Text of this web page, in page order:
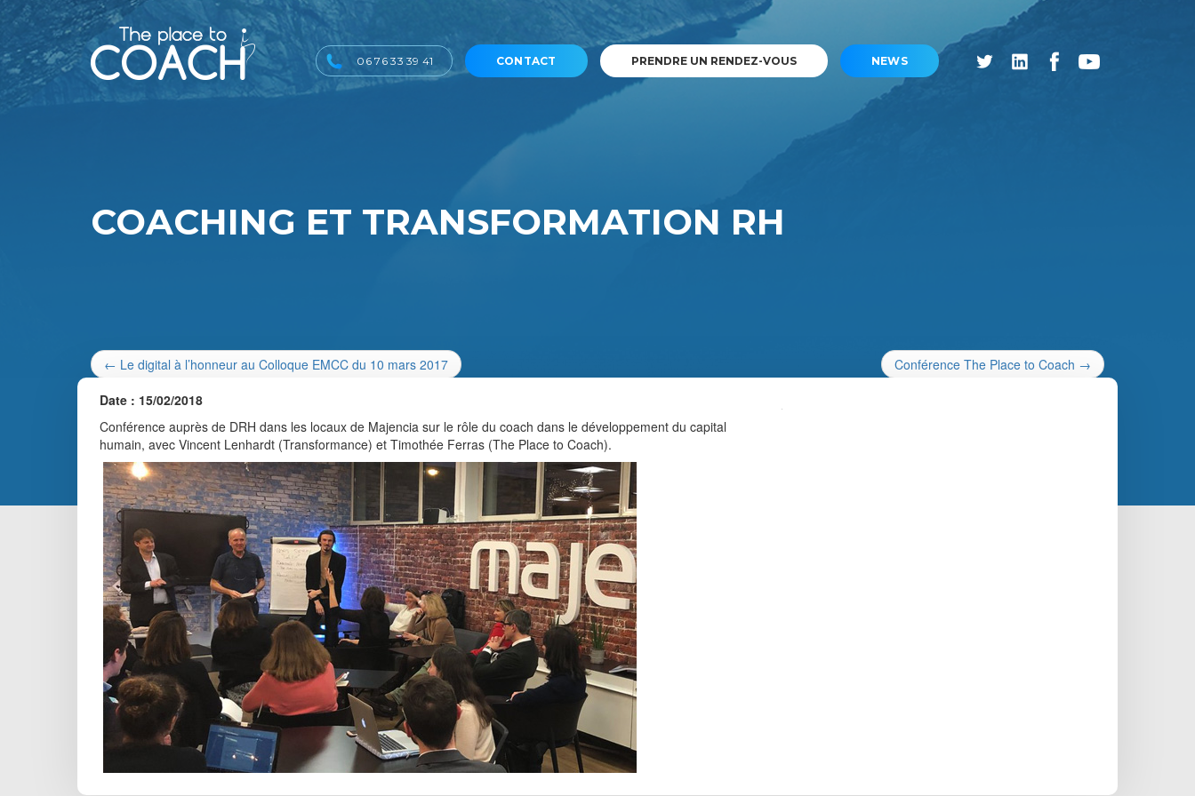
06 76 33 39 41 CONTACT PRENDRE UN RENDEZ-VOUS NEWS
COACHING ET TRANSFORMATION RH
← Le digital à l’honneur au Colloque EMCC du 10 mars 2017 Conférence The Place to Coach →
Date : 15/02/2018
Conférence auprès de DRH dans les locaux de Majencia sur le rôle du coach dans le développement du capital
humain, avec Vincent Lenhardt (Transformance) et Timothée Ferras (The Place to Coach).